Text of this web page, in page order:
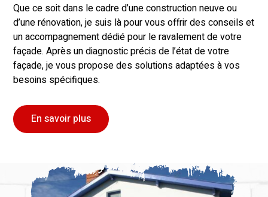
Que ce soit dans le cadre d’une construction neuve ou
d’une rénovation, je suis là pour vous offrir des conseils et
un accompagnement dédié pour le ravalement de votre
façade. Après un diagnostic précis de l’état de votre
façade, je vous propose des solutions adaptées à vos
besoins spécifiques.
En savoir plus